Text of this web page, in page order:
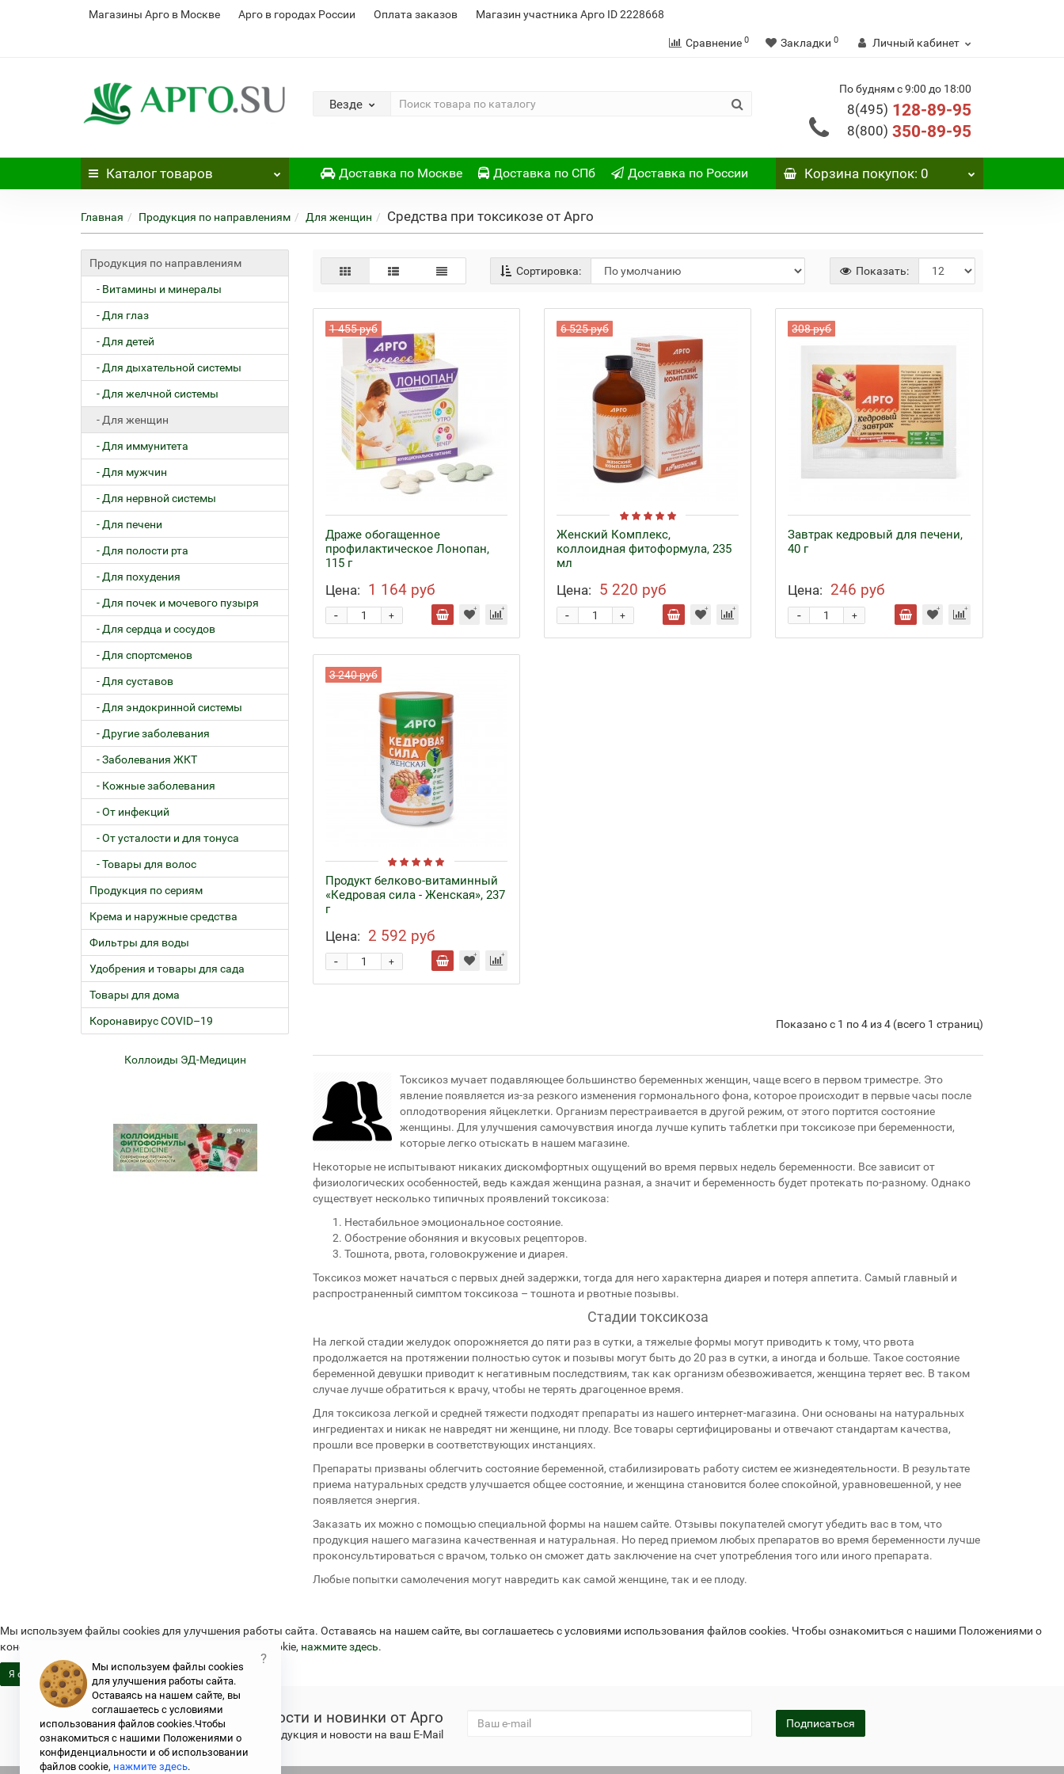
Магазины Арго в Москве Арго в городах России Оплата заказов Магазин участника Арго ID 2228668
Сравнение 0 Закладки 0 Личный кабинет
Везде
По будням с 9:00 до 18:00
8(495) 128-89-95
8(800) 350-89-95
Каталог товаров Доставка по Москве Доставка по СПб Доставка по России Корзинапокупок: 0
Главная Продукция по направлениям Для женщин Средства при токсикозе от Арго
Продукция по направлениям
- Витамины и минералы
- Для глаз
- Для детей
- Для дыхательной системы
- Для желчной системы
- Для женщин
- Для иммунитета
- Для мужчин
- Для нервной системы
- Для печени
- Для полости рта
- Для похудения
- Для почек и мочевого пузыря
- Для сердца и сосудов
- Для спортсменов
- Для суставов
- Для эндокринной системы
- Другие заболевания
- Заболевания ЖКТ
- Кожные заболевания
- От инфекций
- От усталости и для тонуса
- Товары для волос
Продукция по сериям
Крема и наружные средства
Фильтры для воды
Удобрения и товары для сада
Товары для дома
Коронавирус COVID–19
Коллоиды ЭД-Медицин Железо с кофакторами Аппликаторы Ляпко Байкал ЭМ-1 и удобрения
Сортировка: Показать:
1 455 руб
Драже обогащенное
профилактическое Лонопан,
115 г
Цена: 1 164 руб
+
-
6 525 руб
Женский Комплекс,
коллоидная фитоформула, 235
мл
Цена: 5 220 руб
+
-
308 руб
Завтрак кедровый для печени,
40 г
Цена: 246 руб
+
-
3 240 руб
Продукт белково-витаминный
«Кедровая сила - Женская», 237
г
Цена: 2 592 руб
+
-
Показано с 1 по 4 из 4 (всего 1 страниц)
Токсикоз мучает подавляющее большинство беременных женщин, чаще всего в первом триместре. Это
явление появляется из-за резкого изменения гормонального фона, которое происходит в первые часы после
оплодотворения яйцеклетки. Организм перестраивается в другой режим, от этого портится состояние
женщины. Для улучшения самочувствия иногда лучше купить таблетки при токсикозе при беременности,
которые легко отыскать в нашем магазине.
Некоторые не испытывают никаких дискомфортных ощущений во время первых недель беременности. Все зависит от
физиологических особенностей, ведь каждая женщина разная, а значит и беременность будет протекать по-разному. Однако
существует несколько типичных проявлений токсикоза:
Нестабильное эмоциональное состояние.
Обострение обоняния и вкусовых рецепторов.
Тошнота, рвота, головокружение и диарея.
Токсикоз может начаться с первых дней задержки, тогда для него характерна диарея и потеря аппетита. Самый главный и
распространенный симптом токсикоза – тошнота и рвотные позывы.
Стадии токсикоза
На легкой стадии желудок опорожняется до пяти раз в сутки, а тяжелые формы могут приводить к тому, что рвота
продолжается на протяжении полностью суток и позывы могут быть до 20 раз в сутки, а иногда и больше. Такое состояние
беременной девушки приводит к негативным последствиям, так как организм обезвоживается, женщина теряет вес. В таком
случае лучше обратиться к врачу, чтобы не терять драгоценное время.
Для токсикоза легкой и средней тяжести подходят препараты из нашего интернет-магазина. Они основаны на натуральных
ингредиентах и никак не навредят ни женщине, ни плоду. Все товары сертифицированы и отвечают стандартам качества,
прошли все проверки в соответствующих инстанциях.
Препараты призваны облегчить состояние беременной, стабилизировать работу систем ее жизнедеятельности. В результате
приема натуральных средств улучшается общее состояние, и женщина становится более спокойной, уравновешенной, у нее
появляется энергия.
Заказать их можно с помощью специальной формы на нашем сайте. Отзывы покупателей смогут убедить вас в том, что
продукция нашего магазина качественная и натуральная. Но перед приемом любых препаратов во время беременности лучше
проконсультироваться с врачом, только он сможет дать заключение на счет употребления того или иного препарата.
Любые попытки самолечения могут навредить как самой женщине, так и ее плоду.
Мы используем файлы cookies для улучшения работы сайта. Оставаясь на нашем сайте, вы соглашаетесь с условиями использования файлов cookies. Чтобы ознакомиться с нашими Положениями о
конфиденциальности и об использовании файлов cookie, нажмите здесь.
Я согласен
Новости и новинки от Арго
Свежая продукция и новости на ваш E-Mail
Подписаться
Мы используем файлы cookies
для улучшения работы сайта.
Оставаясь на нашем сайте, вы
соглашаетесь с условиями
использования файлов cookies.Чтобы
ознакомиться с нашими Положениями о
конфиденциальности и об использовании
файлов cookie, нажмите здесь.
?